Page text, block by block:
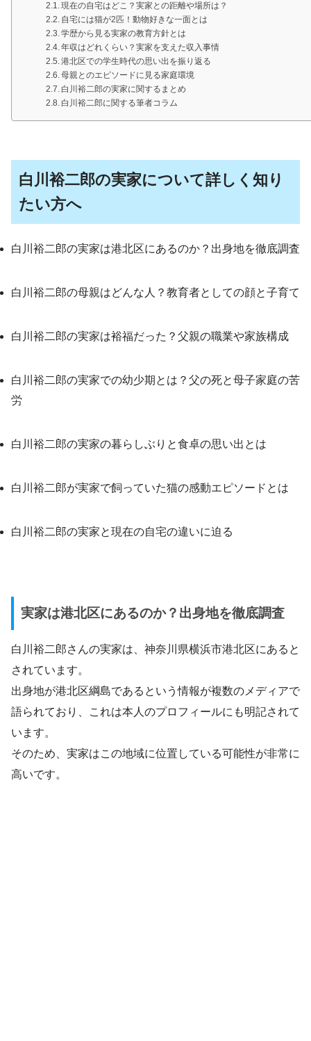
現在の自宅はどこ？実家との距離や場所は？
自宅には猫が2匹！動物好きな一面とは
学歴から見る実家の教育方針とは
年収はどれくらい？実家を支えた収入事情
港北区での学生時代の思い出を振り返る
母親とのエピソードに見る家庭環境
白川裕二郎の実家に関するまとめ
白川裕二郎に関する筆者コラム
白川裕二郎の実家について詳しく知り
たい方へ
白川裕二郎の実家は港北区にあるのか？出身地を徹底調査
白川裕二郎の母親はどんな人？教育者としての顔と子育て
白川裕二郎の実家は裕福だった？父親の職業や家族構成
白川裕二郎の実家での幼少期とは？父の死と母子家庭の苦
労
白川裕二郎の実家の暮らしぶりと食卓の思い出とは
白川裕二郎が実家で飼っていた猫の感動エピソードとは
白川裕二郎の実家と現在の自宅の違いに迫る
実家は港北区にあるのか？出身地を徹底調査
白川裕二郎さんの実家は、神奈川県横浜市港北区にあると
されています。
出身地が港北区綱島であるという情報が複数のメディアで
語られており、これは本人のプロフィールにも明記されて
います。
そのため、実家はこの地域に位置している可能性が非常に
高いです。